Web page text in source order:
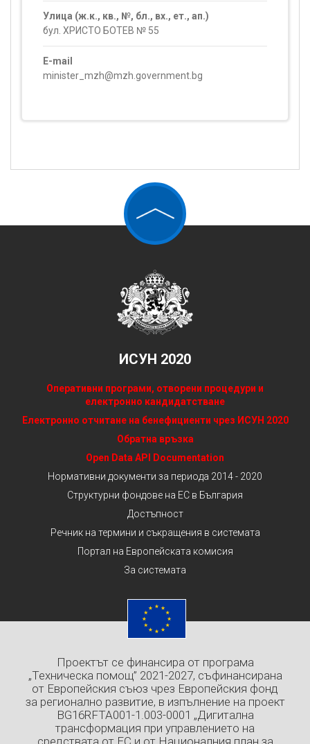
Улица (ж.к., кв., №, бл., вх., ет., ап.)
бул. ХРИСТО БОТЕВ № 55
E-mail
minister_mzh@mzh.government.bg
ИСУН 2020
Оперативни програми, отворени процедури и
електронно кандидатстване
Електронно отчитане на бенефициенти чрез ИСУН 2020
Обратна връзка
Open Data API Documentation
Нормативни документи за периода 2014 - 2020
Структурни фондове на ЕС в България
Достъпност
Речник на термини и съкращения в системата
Портал на Европейската комисия
За системата
Проектът се финансира от програма
„Техническа помощ” 2021-2027, съфинансирана
от Европейския съюз чрез Европейския фонд
за регионално развитие, в изпълнение на проект
BG16RFTA001-1.003-0001 „Дигитална
трансформация при управлението на
средствата от ЕС и от Националния план за